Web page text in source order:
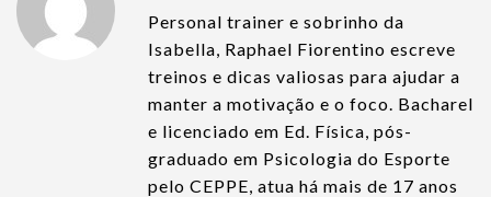
Personal trainer e sobrinho da
Isabella, Raphael Fiorentino escreve
treinos e dicas valiosas para ajudar a
manter a motivação e o foco. Bacharel
e licenciado em Ed. Física, pós-
graduado em Psicologia do Esporte
pelo CEPPE, atua há mais de 17 anos